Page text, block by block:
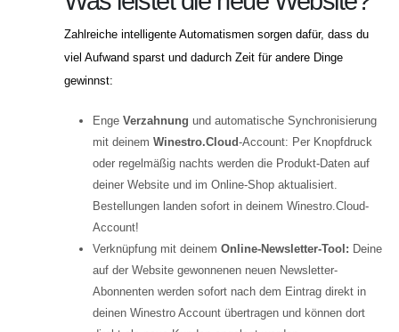
Zahlreiche intelligente Automatismen sorgen dafür, dass du
viel Aufwand sparst und dadurch Zeit für andere Dinge
gewinnst:
Enge Verzahnung und automatische Synchronisierung
mit deinem Winestro.Cloud-Account: Per Knopfdruck
oder regelmäßig nachts werden die Produkt-Daten auf
deiner Website und im Online-Shop aktualisiert.
Bestellungen landen sofort in deinem Winestro.Cloud-
Account!
Verknüpfung mit deinem Online-Newsletter-Tool: Deine
auf der Website gewonnenen neuen Newsletter-
Abonnenten werden sofort nach dem Eintrag direkt in
deinen Winestro Account übertragen und können dort